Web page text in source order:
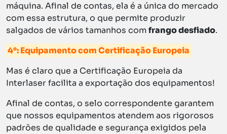
máquina. Afinal de contas, ela é a única do mercado
com essa estrutura, o que permite produzir
salgados de vários tamanhos comfrango desfiado.
4°: Equipamento com Certificação Europeia
Mas é claro que a Certificação Europeia da
Interlaser facilita a exportação dos equipamentos!
Afinal de contas, o selo correspondente garantem
que nossos equipamentos atendem aos rigorosos
padrões de qualidade e segurança exigidos pela